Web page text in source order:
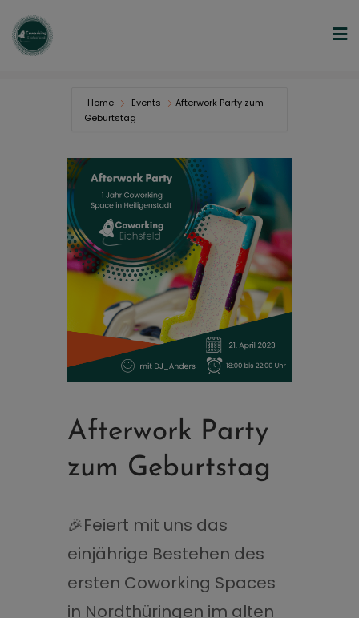
Home Events
Afterwork Party zum
Geburtstag
Afterwork Party
zum Geburtstag
🎉Feiert mit uns das
einjährige Bestehen des
ersten Coworking Spaces
in Nordthüringen im alten